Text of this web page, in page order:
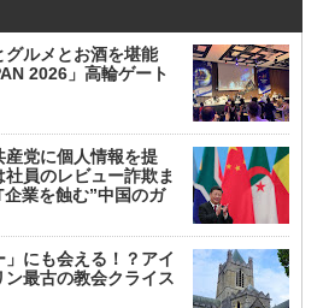
グルメとお酒を堪能
2026」高輪ゲート
産党に個人情報を提
員のレビュー詐欺ま
業を蝕む”中国のガ
」にも会える！？アイ
ン最古の教会クライス